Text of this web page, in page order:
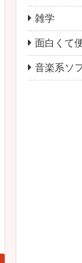
雑学
面白くて
音楽系ソ